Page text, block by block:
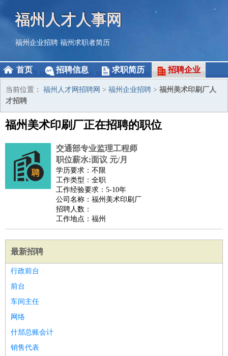
福州人才人事网
福州企业招聘 福州求职者简历
首页 招聘信息 求职简历 招聘企业
当前位置： 福州人才网招聘网 > 福州企业招聘 > 福州美术印刷厂人
才招聘
福州美术印刷厂正在招聘的职位
交通部专业监理工程师
职位薪水:面议 元/月
学历要求：不限
工作类型：全职
工作经验要求：5-10年
公司名称：福州美术印刷厂
招聘人数：
工作地点：福州
最新招聘
行政前台
前台
车间主任
网络
什邡总账会计
销售代表